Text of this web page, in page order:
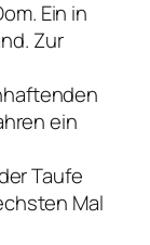
Ein in
Zur
ein
Taufe
Mal